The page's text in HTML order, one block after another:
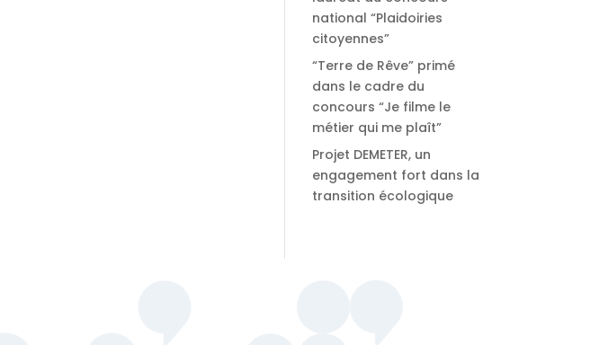
national “Plaidoiries
citoyennes”
“Terre de Rêve” primé
dans le cadre du
concours “Je filme le
métier qui me plaît”
Projet DEMETER, un
engagement fort dans la
transition écologique